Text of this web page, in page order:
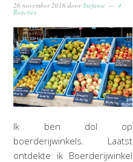
26 november 2016 doorStefanie 4
Reacties
Ik ben dol op
boerderijwinkels. Laatst
ontdekte ik Boerderijwinkel